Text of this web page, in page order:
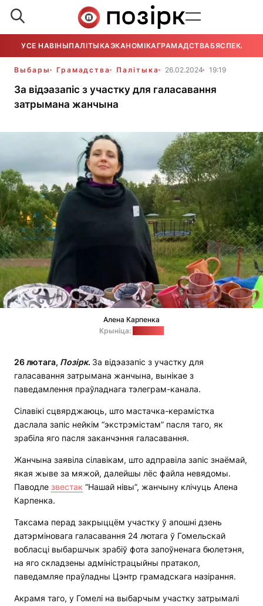
УСЕ НАВІНЫПАЛІТЫКАЭКАНОМІКАГРАМАДСТВАБЯСПЕКА
Выбары Грамадства Палітыка 26.02.2024 19:19
За відэазапіс з участку для галасавання
затрымана жанчына
Алена Карпенка
Крыніца:
26 лютага, Позірк. За відэазапіс з участку для
галасавання затрымана жанчына, вынікае з
паведамлення праўладнага тэлеграм-канала.
Сілавікі сцвярджаюць, што мастачка-керамістка
даслала запіс нейкім “экстрэмістам” пасля таго, як
зрабіла яго пасля заканчэння галасавання.
Жанчына заявіла сілавікам, што адправіла запіс знаёмай,
якая жыве за мяжой, далейшы лёс файла невядомы.
Паводле звестак “Нашай нівы”, жанчыну клічуць Алена
Карпенка.
Таксама перад закрыццём участку ў апошні дзень
датэрміновага галасавання 24 лютага ў Гомельскай
вобласці выбаршчык зрабіў фота запоўненага бюлетэня,
на яго складзены адміністрацыйны пратакол,
паведамляе праўладны Цэнтр грамадскага назірання.
Акрамя таго, у Гомелі на выбарчым участку затрымалі